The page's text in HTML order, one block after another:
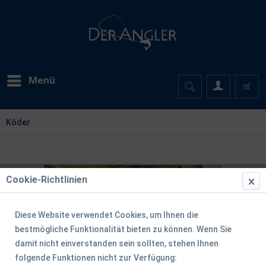
Menü
Köder
Cookie-Richtlinien
Diese Website verwendet Cookies, um Ihnen die
bestmögliche Funktionalität bieten zu können. Wenn Sie
damit nicht einverstanden sein sollten, stehen Ihnen
folgende Funktionen nicht zur Verfügung: